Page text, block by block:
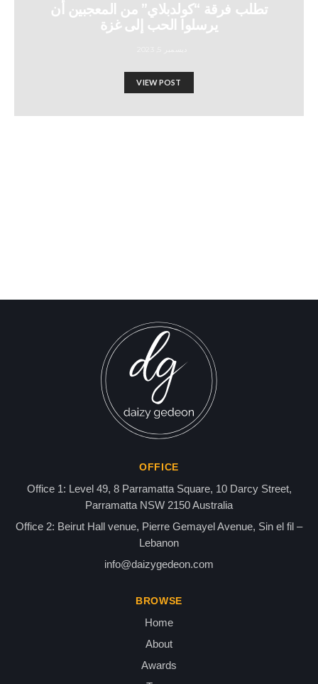
تطلب فرقة “كولدبلاي” من المعجبين أن
يرسلوا الحب إلى غزة
VIEW POST